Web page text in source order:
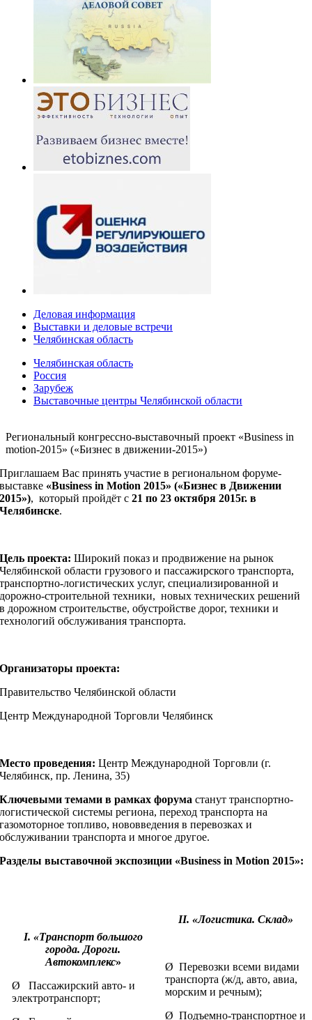
Деловая информация
Выставки и деловые встречи
Челябинская область
Челябинская область
Россия
Зарубеж
Выставочные центры Челябинской области
Региональный конгрессно-выставочный проект «Business in
motion-2015» («Бизнес в движении-2015»)
Вас принять участие в региональном форуме-
«Business in Motion 2015» («Бизнес в Движении
, который пройдёт с 21 по 23 октября 2015г. в
.
проекта: Широкий показ и продвижение на рынок
области грузового и пассажирского транспорта,
логистических услуг, специализированной и
строительной техники, новых технических решений
дорожном строительстве, обустройстве дорог, техники и
обслуживания транспорта.
проекта:
Челябинской области
Международной Торговли Челябинск
проведения: Центр Международной Торговли (г.
пр. Ленина, 35)
темами в рамках форума станут транспортно-
системы региона, переход транспорта на
топливо, нововведения в перевозках и
транспорта и многое другое.
выставочной экспозиции «Business in Motion 2015»:
I. «Транспорт большого
города. Дороги.
Автокомплекс»
Ø Пассажирский авто- и
электротранспорт;
II. «Логистика. Склад»
Ø Перевозки всеми видами
транспорта (ж/д, авто, авиа,
морским и речным);
Ø Подъемно-транспортное и